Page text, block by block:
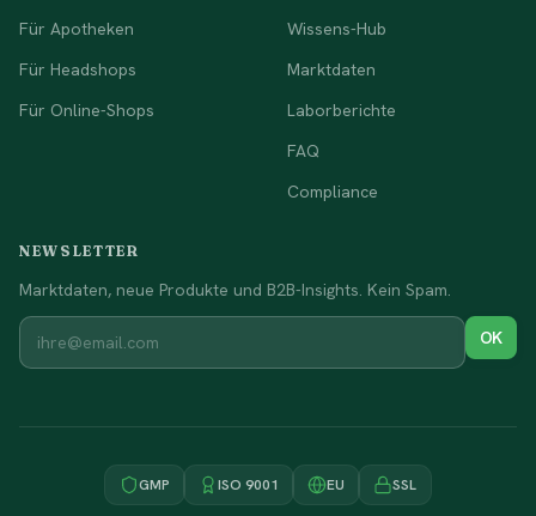
Für Apotheken
Für Headshops
Für Online-Shops
Wissens-Hub
Marktdaten
Laborberichte
FAQ
Compliance
NEWSLETTER
Marktdaten, neue Produkte und B2B-Insights. Kein Spam.
OK
GMP ISO 9001 EU SSL